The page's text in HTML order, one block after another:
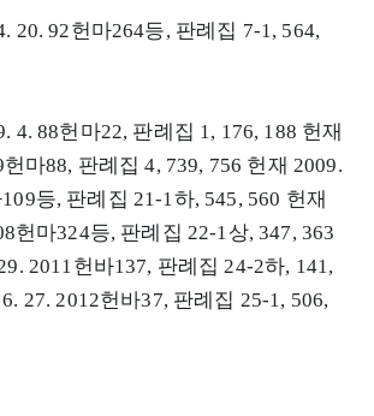
20. 92헌마264등, 판례집 7-1, 564,
4. 88헌마22, 판례집 1, 176, 188 헌재
헌마88, 판례집 4, 739, 756 헌재 2009.
등, 판례집 21-1하, 545, 560 헌재
헌마324등, 판례집 22-1상, 347, 363
2011헌바137, 판례집 24-2하, 141,
27. 2012헌바37, 판례집 25-1, 506,